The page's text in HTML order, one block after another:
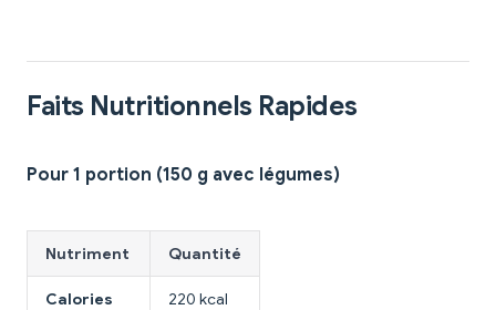
Faits Nutritionnels Rapides
Pour 1 portion (150 g avec légumes)
Nutriment Quantité
Calories 220 kcal